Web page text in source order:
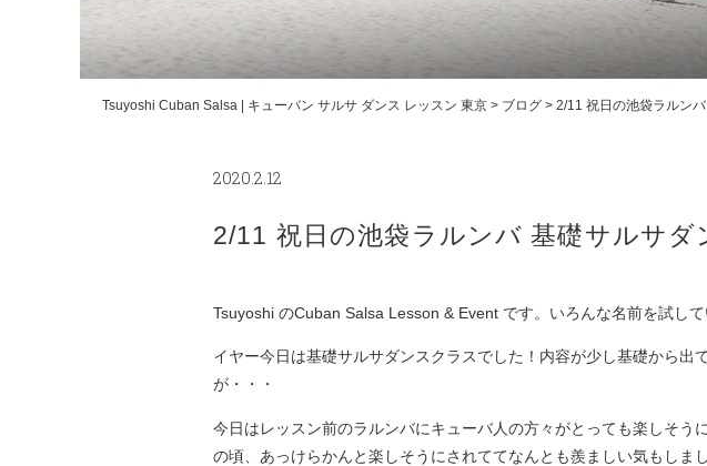
Tsuyoshi Cuban Salsa | キューバン サルサ ダンス レッスン 東京 > ブログ > 2/11 祝日の池袋ラルン
2020.2.12
2/11 祝日の池袋ラルンバ 基礎サルサダ
Tsuyoshi のCuban Salsa Lesson & Event です。いろんな名前を試して
イヤー今日は基礎サルサダンスクラスでした！内容が少し基礎から
が・・・
今日はレッスン前のラルンバにキューバ人の方々がとっても楽しそ
の頃、あっけらかんと楽しそうにされててなんとも羨ましい気もし